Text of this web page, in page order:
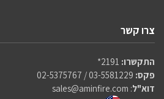
צרו קשר
התקשרו: 2191*
פקס:
דוא"ל:
sales@aminfire.com